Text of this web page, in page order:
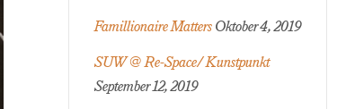
Famillionaire Matters Oktober 4, 2019
SUW @ Re-Space/ Kunstpunkt
September 12, 2019